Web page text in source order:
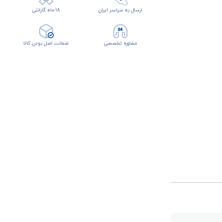
ارسال به سراسر ایران 18 ماه گارانتی
مشاوره تخصصی ضمانت اصل بودن کالا